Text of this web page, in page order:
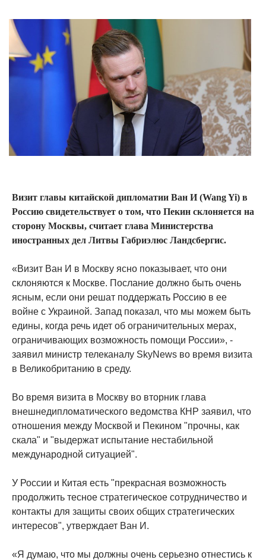
Визит главы китайской дипломатии Ван И (Wang Yi) в
Россию свидетельствует о том, что Пекин склоняется на
сторону Москвы, считает глава Министерства
иностранных дел Литвы Габриэлюс Ландсбергис.
«Визит Ван И в Москву ясно показывает, что они
склоняются к Москве. Послание должно быть очень
ясным, если они решат поддержать Россию в ее
войне с Украиной. Запад показал, что мы можем быть
едины, когда речь идет об ограничительных мерах,
ограничивающих возможность помощи России», -
заявил министр телеканалу SkyNews во время визита
в Великобританию в среду.
Во время визита в Москву во вторник глава
внешнедипломатического ведомства КНР заявил, что
отношения между Москвой и Пекином "прочны, как
скала" и "выдержат испытание нестабильной
международной ситуацией".
У России и Китая есть "прекрасная возможность
продолжить тесное стратегическое сотрудничество и
контакты для защиты своих общих стратегических
интересов", утверждает Ван И.
«Я думаю, что мы должны очень серьезно отнестись к